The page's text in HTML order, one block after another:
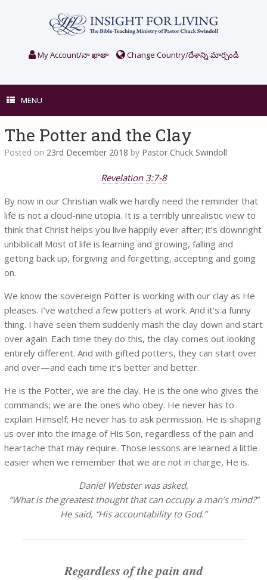
My Account/నా ఖాతా Change Country/దేశాన్ని మార్చండి
MENU
The Potter and the Clay
Posted on 23rd December 2018 by Pastor Chuck Swindoll
Revelation 3:7-8
By now in our Christian walk we hardly need the reminder that
life is not a cloud-nine utopia. It is a terribly unrealistic view to
think that Christ helps you live happily ever after; it’s downright
unbiblical! Most of life is learning and growing, falling and
getting back up, forgiving and forgetting, accepting and going
on.
We know the sovereign Potter is working with our clay as He
pleases. I’ve watched a few potters at work. And it’s a funny
thing. I have seen them suddenly mash the clay down and start
over again. Each time they do this, the clay comes out looking
entirely different. And with gifted potters, they can start over
and over—and each time it’s better and better.
He is the Potter, we are the clay. He is the one who gives the
commands; we are the ones who obey. He never has to
explain Himself; He never has to ask permission. He is shaping
us over into the image of His Son, regardless of the pain and
heartache that may require. Those lessons are learned a little
easier when we remember that we are not in charge, He is.
Daniel Webster was asked,
“What is the greatest thought that can occupy a man’s mind?”
He said, “His accountability to God.”
Regardless of the pain and